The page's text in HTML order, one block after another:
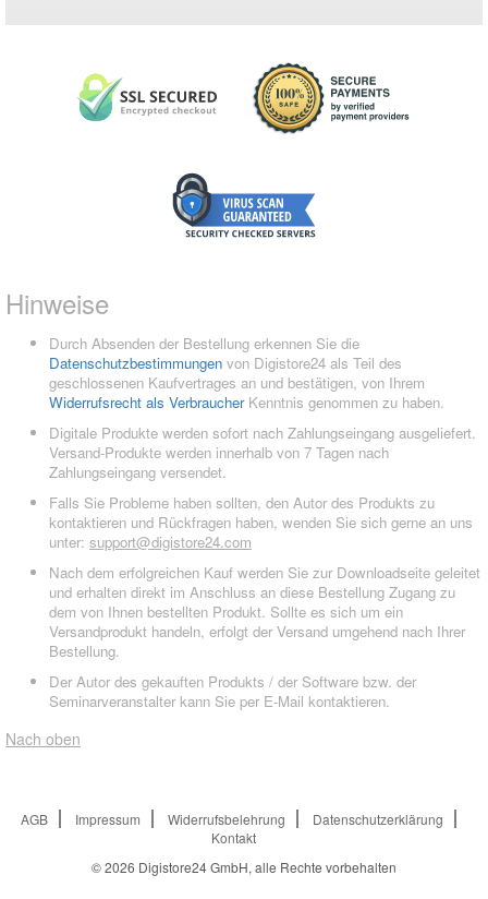
Hinweise
Durch Absenden der Bestellung erkennen Sie die
Datenschutzbestimmungen von Digistore24 als Teil des
geschlossenen Kaufvertrages an und bestätigen, von Ihrem
Widerrufsrecht als VerbraucherKenntnis genommen zu haben.
Digitale Produkte werden sofort nach Zahlungseingang ausgeliefert.
Versand-Produkte werden innerhalb von 7 Tagen nach
Zahlungseingang versendet.
Falls Sie Probleme haben sollten, den Autor des Produkts zu
kontaktieren und Rückfragen haben, wenden Sie sich gerne an uns
unter: support@digistore24.com
Nach dem erfolgreichen Kauf werden Sie zur Downloadseite geleitet
und erhalten direkt im Anschluss an diese Bestellung Zugang zu
dem von Ihnen bestellten Produkt. Sollte es sich um ein
Versandprodukt handeln, erfolgt der Versand umgehend nach Ihrer
Bestellung.
Der Autor des gekauften Produkts / der Software bzw. der
Seminarveranstalter kann Sie per E-Mail kontaktieren.
Nach oben
AGB Impressum Widerrufsbelehrung
Datenschutzerklärung
Kontakt
© 2026 Digistore24 GmbH, alle Rechte vorbehalten